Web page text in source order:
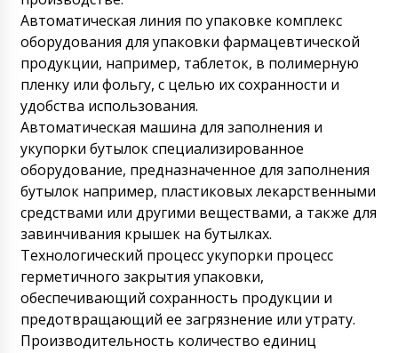
Автоматическая линия по упаковке комплекс
оборудования для упаковки фармацевтической
продукции, например, таблеток, в полимерную
пленку или фольгу, с целью их сохранности и
удобства использования.
Автоматическая машина для заполнения и
укупорки бутылок специализированное
оборудование, предназначенное для заполнения
бутылок например, пластиковых лекарственными
средствами или другими веществами, а также для
завинчивания крышек на бутылках.
Технологический процесс укупорки процесс
герметичного закрытия упаковки,
обеспечивающий сохранность продукции и
предотвращающий ее загрязнение или утрату.
Производительность количество единиц